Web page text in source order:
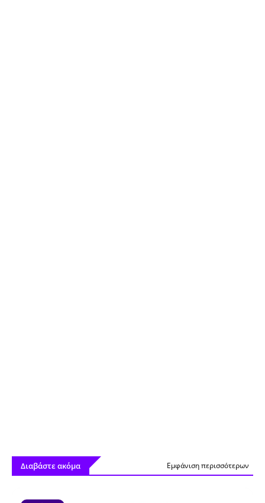
Διαβάστε ακόμα Εμφάνιση περισσότερων